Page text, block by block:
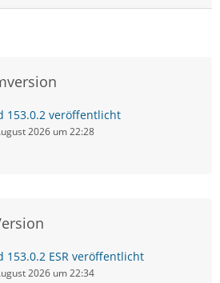
153.0.2 veröffentlicht
2026 um 22:28
ESR veröffentlicht
2026 um 22:34